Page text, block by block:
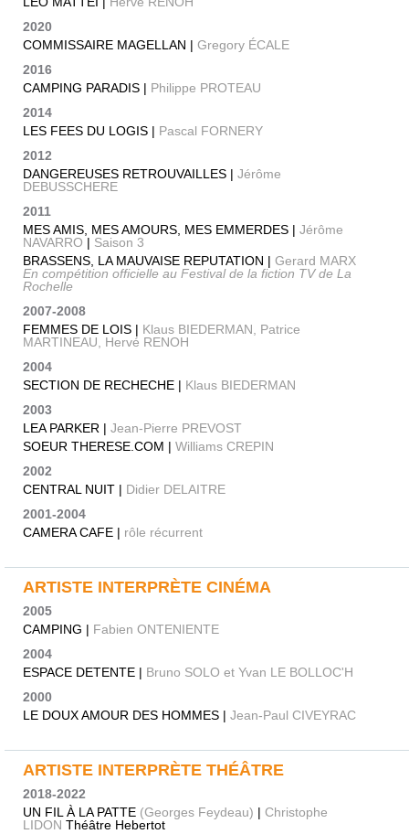
2020
COMMISSAIRE MAGELLAN | Gregory ÉCALE
2016
CAMPING PARADIS | Philippe PROTEAU
2014
LES FEES DU LOGIS | Pascal FORNERY
2012
DANGEREUSES RETROUVAILLES | Jérôme
DEBUSSCHERE
2011
MES AMIS, MES AMOURS, MES EMMERDES | Jérôme
NAVARRO | Saison 3
BRASSENS, LA MAUVAISE REPUTATION | Gerard MARX
En compétition officielle au Festival de la fiction TV de La
Rochelle
2007-2008
FEMMES DE LOIS | Klaus BIEDERMAN, Patrice
MARTINEAU, Hervé RENOH
2004
SECTION DE RECHECHE | Klaus BIEDERMAN
2003
LEA PARKER | Jean-Pierre PREVOST
SOEUR THERESE.COM | Williams CREPIN
2002
CENTRAL NUIT | Didier DELAITRE
2001-2004
CAMERA CAFE | rôle récurrent
ARTISTE INTERPRÈTE CINÉMA
2005
CAMPING | Fabien ONTENIENTE
2004
ESPACE DETENTE | Bruno SOLO et Yvan LE BOLLOC'H
2000
LE DOUX AMOUR DES HOMMES | Jean-Paul CIVEYRAC
ARTISTE INTERPRÈTE THÉÂTRE
2018-2022
UN FIL À LA PATTE (Georges Feydeau) | Christophe
LIDON Théâtre Hebertot